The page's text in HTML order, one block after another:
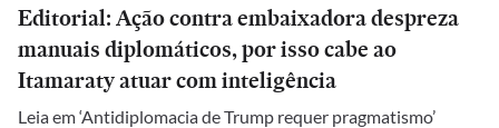
Editorial: Ação contra embaixadora despreza
manuais diplomáticos, por isso cabe ao
Itamaraty atuar com inteligência
Leia em ‘Antidiplomacia de Trump requer pragmatismo’